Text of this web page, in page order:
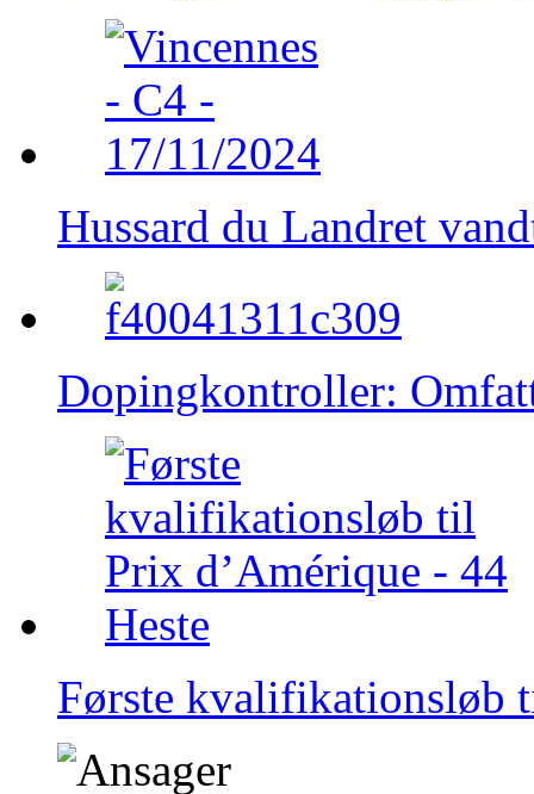
Hussard du Landret
Dopingkontroller:
Første kvalifikationsløb